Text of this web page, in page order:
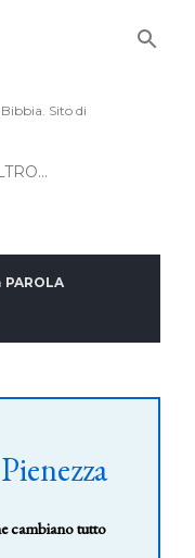
Sito di
PAROLA
cambiano tutto